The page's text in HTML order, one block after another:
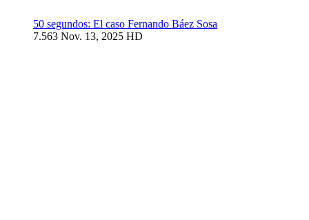
50 segundos: El caso Fernando Báez Sosa
7.563 Nov. 13, 2025 HD